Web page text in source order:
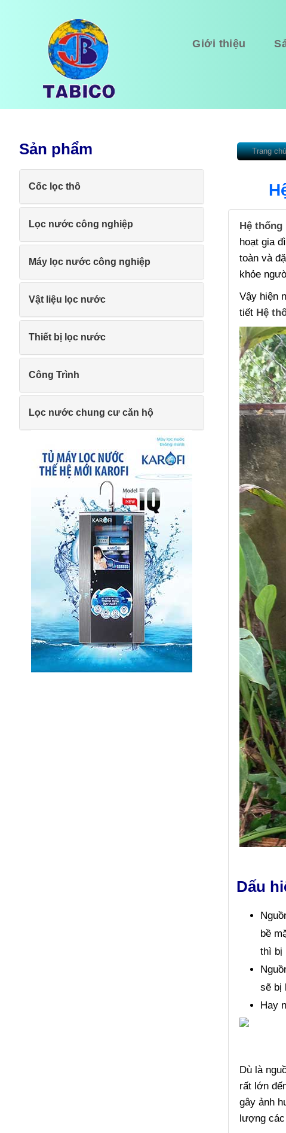
Giới thiệu
Sản phẩm
Cốc lọc thô
Lọc nước công nghiệp
Máy lọc nước công nghiệp
Vật liệu lọc nước
Thiết bị lọc nước
Công Trình
Lọc nước chung cư căn hộ
Trang chủ
Hệ
hoạt gia
toàn và
khỏe
Vậy hiện
tiết Hệ
Dấu
bề
thì bị
sẽ bị
Hay
Dù là
rất lớn
gây ảnh
lượng